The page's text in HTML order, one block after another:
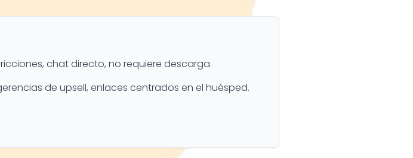
chat directo, no requiere descarga.
de upsell, enlaces centrados en el huésped.